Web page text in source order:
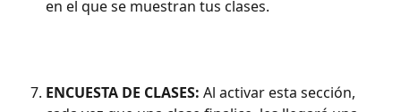
en el que se muestran tus clases.
ENCUESTA DE CLASES: Al activar esta sección,